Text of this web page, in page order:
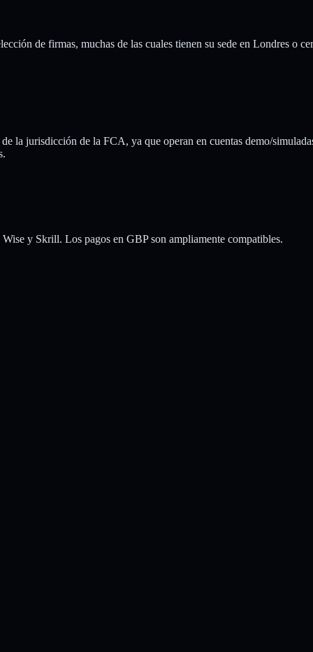
de firmas, muchas de las cuales tienen su sede en Londres o
la jurisdicción de la FCA, ya que operan en cuentas demo/
y Skrill. Los pagos en GBP son ampliamente compatibles.